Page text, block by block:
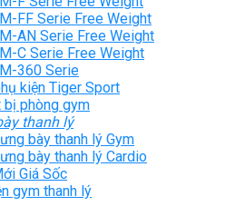
FF Serie Free Weight
AN Serie Free Weight
C Serie Free Weight
360 Serie
kiện Tiger Sport
bị phòng gym
thanh lý
bày thanh lý Gym
bày thanh lý Cardio
Giá Sốc
gym thanh lý